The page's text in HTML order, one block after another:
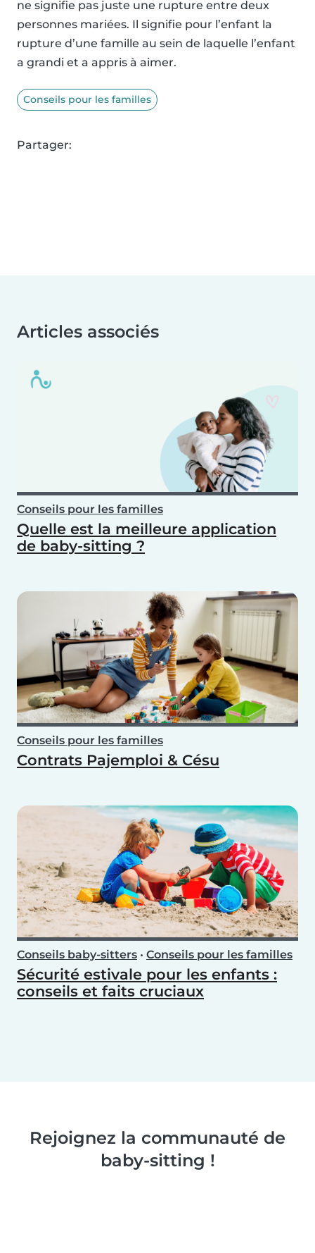
ne signifie pas juste une rupture entre deux
personnes mariées. Il signifie pour l’enfant la
rupture d’une famille au sein de laquelle l’enfant
a grandi et a appris à aimer.
Conseils pour les familles
Partager:
Articles associés
Conseils pour les familles
Quelle est la meilleure application
de baby-sitting ?
Conseils pour les familles
Contrats Pajemploi & Césu
Conseils baby-sitters • Conseils pour les familles
Sécurité estivale pour les enfants :
conseils et faits cruciaux
Rejoignez la communauté de
baby-sitting !